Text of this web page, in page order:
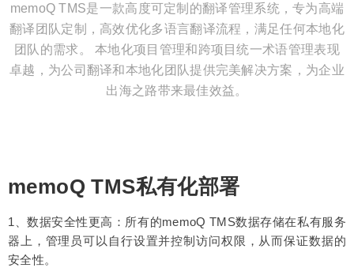
memoQ TMS是一款高度可定制的翻译管理系统，专为高端
翻译团队定制，高效优化多语言翻译流程，满足任何本地化
团队的需求。 本地化项目管理和跨项目统一术语管理表现
卓越，为公司翻译和本地化团队提供完美解决方案，为企业
出海之路带来最佳效益。
memoQ TMS私有化部署
1、数据安全性更高：所有的memoQ TMS数据存储在私有服务
器上，管理员可以自行设置并控制访问权限，从而保证数据的
安全性。